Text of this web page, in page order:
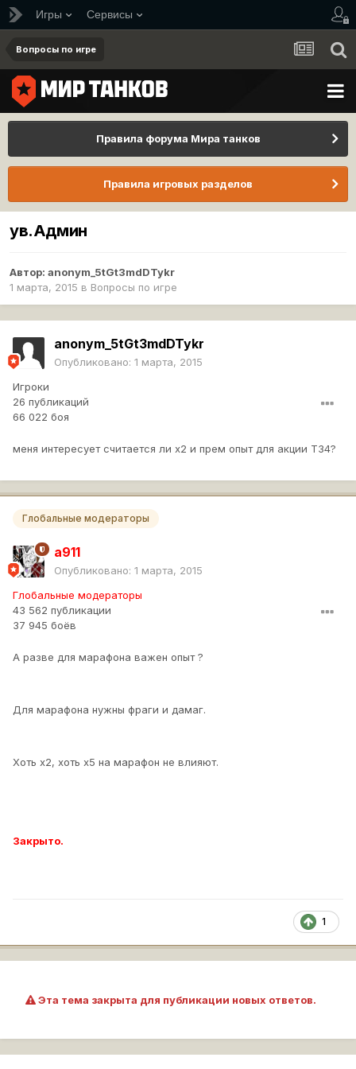
Игры Сервисы
Вопросы по игре
Правила форума Мира танков
Правила игровых разделов
ув.Админ
Автор: anonym_5tGt3mdDTykr
1 марта, 2015 в Вопросы по игре
anonym_5tGt3mdDTykr
Опубликовано: 1 марта, 2015
Игроки
26 публикаций
66 022 боя
меня интересует считается ли x2 и прем опыт для акции Т34?
Глобальные модераторы
a911
Опубликовано: 1 марта, 2015
Глобальные модераторы
43 562 публикации
37 945 боёв
А разве для марафона важен опыт ?
Для марафона нужны фраги и дамаг.
Хоть х2, хоть х5 на марафон не влияют.
Закрыто.
1
Эта тема закрыта для публикации новых ответов.